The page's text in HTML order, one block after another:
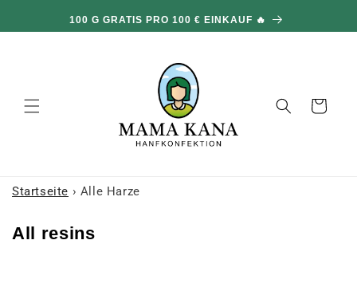
100 G GRATIS PRO 100 € EINKAUF 🔥
Warenkorb
Startseite › Alle Harze
K
All resins